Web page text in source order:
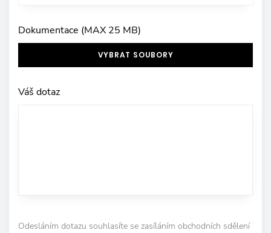
Dokumentace (MAX 25 MB)
VYBRAT SOUBORY
Váš dotaz
Odesláním dotazu souhlasíte se zasíláním obchodních sdělení